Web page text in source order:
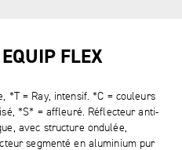
FLEX
*T = Ray, intensif. *C = couleurs
*S* = affleuré. Réflecteur anti-​
avec structure ondulée,
segmenté en aluminium pur